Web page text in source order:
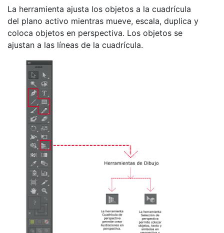
La herramienta ajusta los objetos a la cuadrícula
del plano activo mientras mueve, escala, duplica y
coloca objetos en perspectiva. Los objetos se
ajustan a las líneas de la cuadrícula.